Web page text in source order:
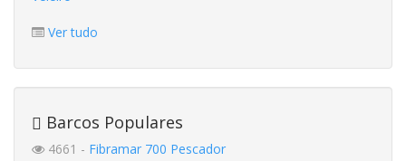
Ver tudo
Barcos Populares
4661 - Fibramar 700 Pescador